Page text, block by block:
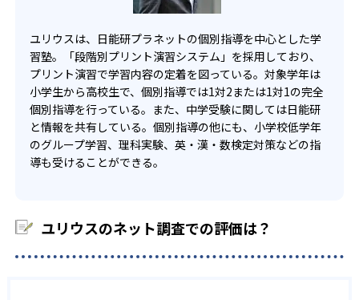
獨協中学校 21
日本大学豊山中学校 22
武蔵中学校 1
立教池袋中学校 6
立教新座中学校 22
ユリウスは、日能研プラネットの個別指導を中心とした学
習塾。「段階別プリント演習システム」を採用しており、
プリント演習で学習内容の定着を図っている。対象学年は
小学生から高校生で、個別指導では1対2または1対1の完全
個別指導を行っている。また、中学受験に関しては日能研
と情報を共有している。個別指導の他にも、小学校低学年
のグループ学習、理科実験、英・漢・数検定対策などの指
導も受けることができる。
ユリウスのネット調査での評価は？